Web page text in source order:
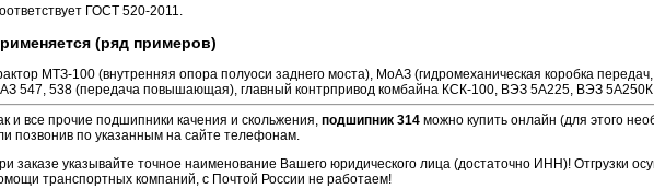
ГОСТ 520-2011.
(ряд примеров)
МТЗ-100 (внутренняя опора полуоси заднего моста), МоАЗ (гидромеханическая коробка
547, 538 (передача повышающая), главный контрпривод комбайна КСК-100, ВЭЗ 5А225, ВЭЗ 5А250К
и все прочие подшипники качения и скольжения, подшипник 314 можно купить онлайн (для этого
позвонив по указанным на сайте телефонам.
заказе указывайте точное наименование Вашего юридического лица (достаточно ИНН)! Отгрузки
транспортных компаний, с Почтой России не работаем!